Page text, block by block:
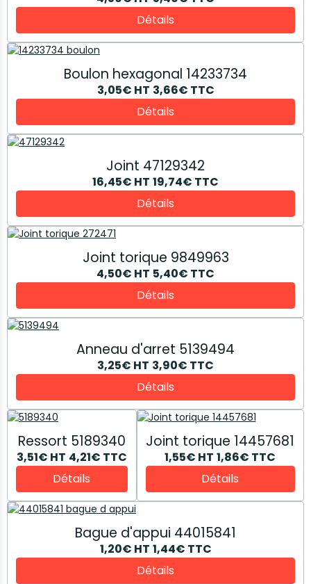
Détails
Boulon hexagonal 14233734
3,05€ HT 3,66€ TTC
Détails
Joint 47129342
16,45€ HT 19,74€ TTC
Détails
Joint torique 9849963
4,50€ HT 5,40€ TTC
Détails
Anneau d'arret 5139494
3,25€ HT 3,90€ TTC
Détails
Ressort 5189340
3,51€ HT 4,21€ TTC
Détails
Joint torique 14457681
1,55€ HT 1,86€ TTC
Détails
Bague d'appui 44015841
1,20€ HT 1,44€ TTC
Détails